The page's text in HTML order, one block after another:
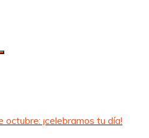
¡celebramos tu día!